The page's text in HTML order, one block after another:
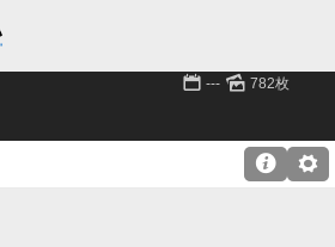
📅 --- 🌄 782枚
⚙
